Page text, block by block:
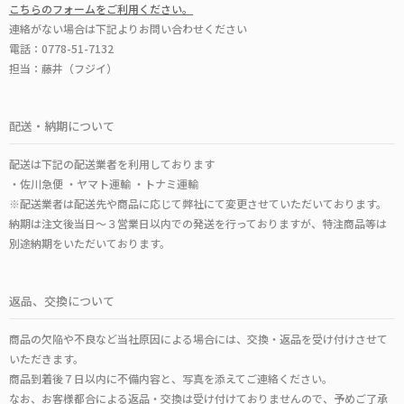
こちらのフォームをご利用ください。
連絡がない場合は下記よりお問い合わせください
電話：0778-51-7132
担当：藤井（フジイ）
配送・納期について
配送は下記の配送業者を利用しております
・佐川急便 ・ヤマト運輸 ・トナミ運輸
※配送業者は配送先や商品に応じて弊社にて変更させていただいております。
納期は注文後当日～３営業日以内での発送を行っておりますが、特注商品等は
別途納期をいただいております。
返品、交換について
商品の欠陥や不良など当社原因による場合には、交換・返品を受け付けさせて
いただきます。
商品到着後７日以内に不備内容と、写真を添えてご連絡ください。
なお、お客様都合による返品・交換は受け付けておりませんので、予めご了承